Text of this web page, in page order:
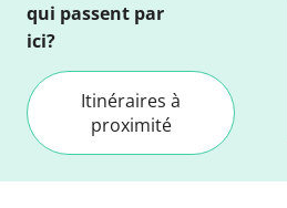
qui passent par
ici?
Itinéraires à
proximité